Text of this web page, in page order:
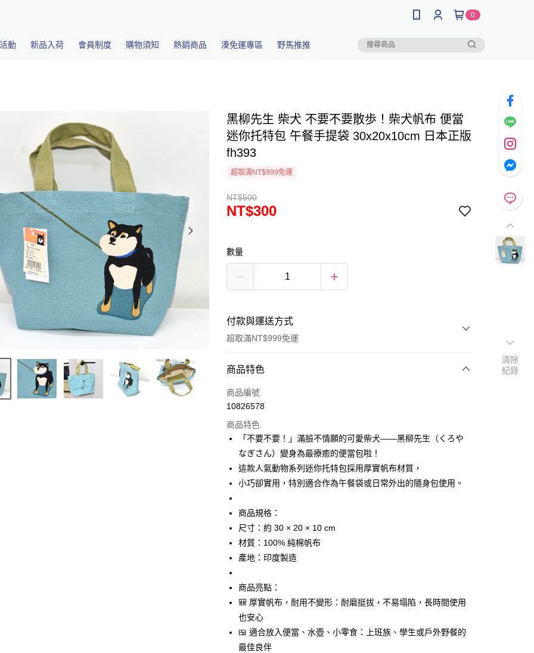
0
動 新品入荷 會員制度 購物須知 熱銷商品 湊免運專區 野馬推推
黑柳先生 柴犬 不要不要散歩！柴犬帆布 便當
迷你托特包 午餐手提袋 30x20x10cm 日本正版
fh393
超取滿NT$999免運
NT$500
NT$300
數量
付款與運送方式
超取滿NT$999免運
付款方式
信用卡一次付款
3 期 0 利率 每期 NT$100 21家銀行
合作金庫商業銀行
第一商業銀行
華南商業銀行
彰化商業銀行
國泰世華商業銀行
兆豐國際商業銀行
匯豐（台灣）商業銀行
聯邦商業銀行
元大商業銀行
台新國際商業銀行
超商取貨付款
Apple Pay
悠遊付
Google Pay
ATM付款
全家取貨付款
商品特色
商品編號
10826578
商品特色
「不要不要！」滿臉不情願的可愛柴犬——黑柳先生（くろや
なぎさん）變身為最療癒的便當包啦！
這款人氣動物系列迷你托特包採用厚實帆布材質，
小巧卻實用，特別適合作為午餐袋或日常外出的隨身包使用。
商品規格：
尺寸：約 30 × 20 × 10 cm
材質：100% 純棉帆布
產地：印度製造
商品亮點：
🎒 厚實帆布，耐用不變形：耐磨挺拔，不易塌陷，長時間使用
也安心
🍱 適合放入便當、水壺、小零食：上班族、學生或戶外野餐的
最佳良伴
清除
紀錄